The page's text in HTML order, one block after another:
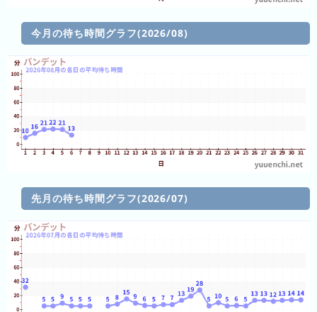
2025
年
(月
2024
年
ご
と)
2023
と)
今月の待ち時間グラフ(2026/08)
先月の待ち時間グラフ(2026/07)